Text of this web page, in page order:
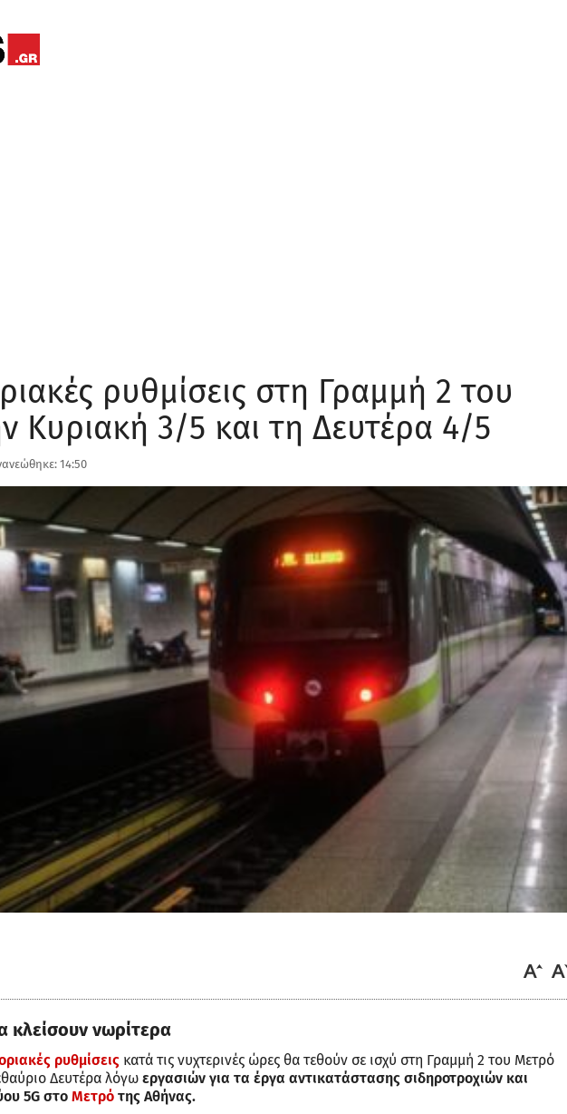
ρυθμίσεις στη Γραμμή 2 του
Κυριακή 3/5 και τη Δευτέρα 4/5
14:50
κλείσουν νωρίτερα
ρυθμίσεις κατά τις νυχτερινές ώρες θα τεθούν σε ισχύ στη Γραμμή 2 του Μετρό
Δευτέρα λόγω εργασιών για τα έργα αντικατάστασης σιδηροτροχιών και
5G στο Μετρό της Αθήνας.